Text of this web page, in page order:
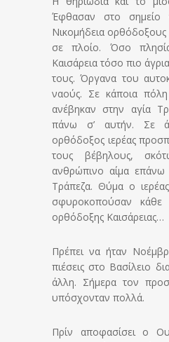
Έφθασαν στο σημείο
Νικομήδεια
σε πλοίο. Όσο
Καισάρεια τόσο πιο
τους. Όργανα του
ναούς. Σε κάποια
ανέβηκαν στην αγία
πάνω σ’ αυτήν. Σε
ορθόδοξος ιερέας
τους βέβηλους,
ανθρώπινο αίμα επάνω
Τράπεζα. Θύμα ο
σφυροκοπούσαν κάθε
ορθόδοξης Καισάρειας…
Πρέπει να ήταν
πιέσεις στο Βασίλειο
άλλη. Σήμερα τον
υπόσχονταν πολλά.
Πρίν αποφασίσει ο